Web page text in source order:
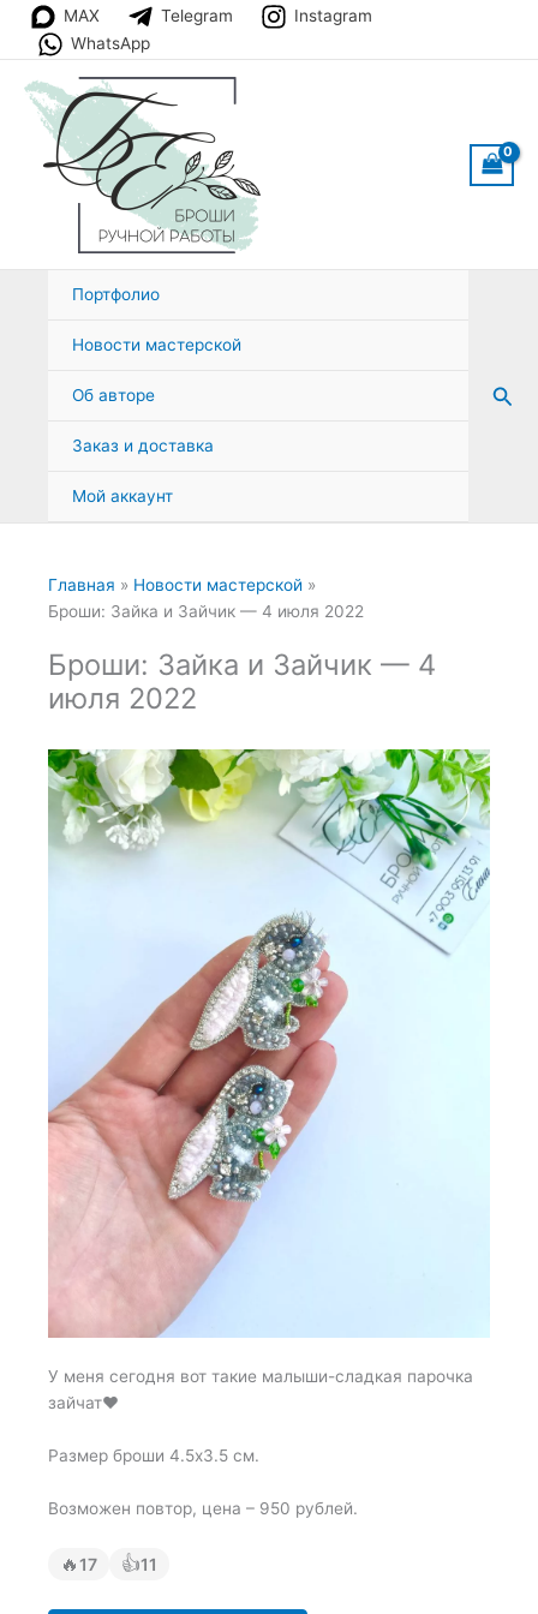
Перейти
содержимому
MAX Telegram
Instagram
WhatsApp
Портфолио
Новости мастерской
Об авторе
Заказ и доставка
Мой аккаунт
Главная
Новости мастерской
Броши: Зайка и Зайчик — 4 июля 2022
Броши: Зайка и Зайчик — 4
июля 2022
У меня сегодня вот такие малыши-сладкая парочка
зайчат❤️
Размер броши 4.5х3.5 см.
Возможен повтор, цена – 950 рублей.
🔥17 👍11